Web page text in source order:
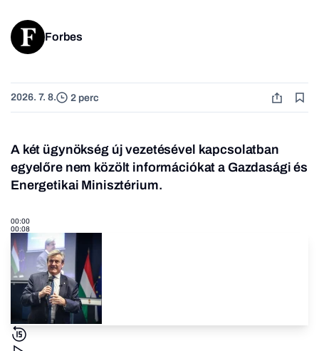
Forbes
2026. 7. 8. 2 perc
A két ügynökség új vezetésével kapcsolatban
egyelőre nem közölt információkat a Gazdasági és
Energetikai Minisztérium.
00:00
00:08